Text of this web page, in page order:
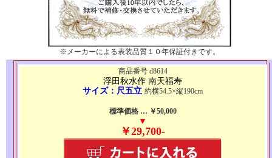
※メーカーによる表装品質１０年保証付きです。
商品番号 d8614
浮田秋水作 南天福寿
サイズ：尺五立 約横54.5×縦190cm
標準価格 … ￥50,000
▼
￥29,700-